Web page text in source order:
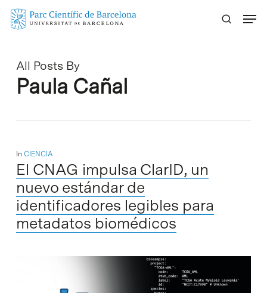
Skip
All Posts By
Paula Cañal
In CIENCIA
El CNAG impulsa ClarID, un
nuevo estándar de
identificadores legibles para
metadatos biomédicos